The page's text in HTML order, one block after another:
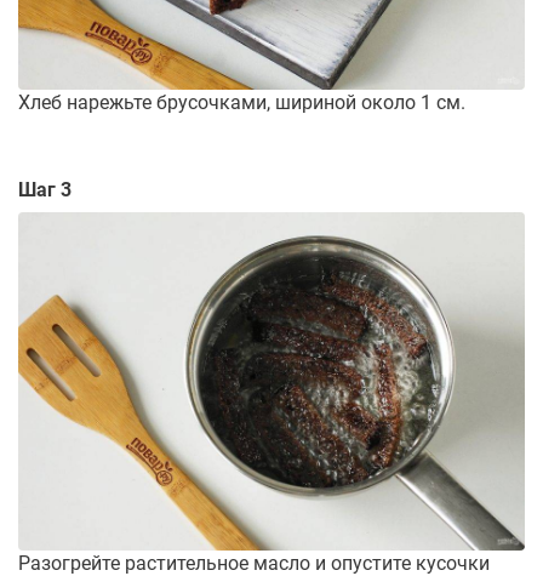
Хлеб нарежьте брусочками, шириной около 1 см.
Шаг 3
Разогрейте растительное масло и опустите кусочки